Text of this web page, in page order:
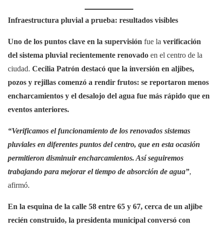
Infraestructura pluvial a prueba: resultados visibles
Uno de los puntos clave en la supervisión fue la verificación
del sistema pluvial recientemente renovado en el centro de la
ciudad. Cecilia Patrón destacó que la inversión en aljibes,
pozos y rejillas comenzó a rendir frutos: se reportaron menos
encharcamientos y el desalojo del agua fue más rápido que en
eventos anteriores.
“Verificamos el funcionamiento de los renovados sistemas
pluviales en diferentes puntos del centro, que en esta ocasión
permitieron disminuir encharcamientos. Así seguiremos
trabajando para mejorar el tiempo de absorción de agua”,
afirmó.
En la esquina de la calle 58 entre 65 y 67, cerca de un aljibe
recién construido, la presidenta municipal conversó con